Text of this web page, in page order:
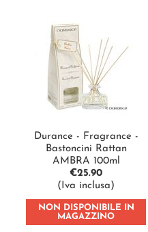
Durance - Fragrance -
Bastoncini Rattan
AMBRA 100ml
€25.90
(Iva inclusa)
NON DISPONIBILE IN
MAGAZZINO